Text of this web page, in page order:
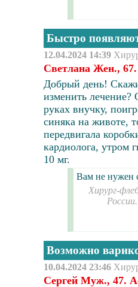
Быстро
12.04.2024 14:39
Светлана Жен.,
Добрый день!
изменить лечение?
руках внучку,
синяка на животе,
передвигала
кардиолога, утром
10 мг.
Вам не нужен
Хирург-
Возможно
10.04.2024 23:46
Сергей Муж., 47.